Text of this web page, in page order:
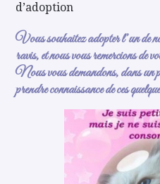
d’adoption
Vous souhaitez adopter l’un de
ravis, et nous vous remercions de
Nous vous demandons, dans un
prendre connaissance de ces